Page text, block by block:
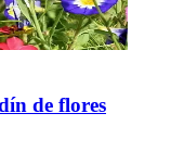
de flores